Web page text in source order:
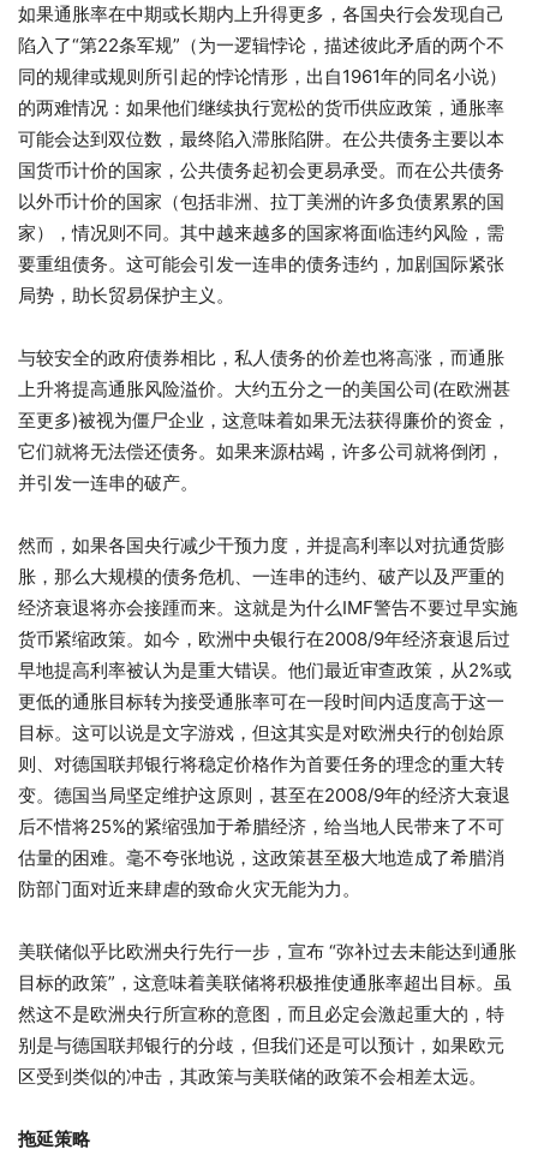
如果通胀率在中期或长期内上升得更多，各国央行会发现自己
陷入了“第22条军规”（为一逻辑悖论，描述彼此矛盾的两个不
同的规律或规则所引起的悖论情形，出自1961年的同名小说）
的两难情况：如果他们继续执行宽松的货币供应政策，通胀率
可能会达到双位数，最终陷入滞胀陷阱。在公共债务主要以本
国货币计价的国家，公共债务起初会更易承受。而在公共债务
以外币计价的国家（包括非洲、拉丁美洲的许多负债累累的国
家），情况则不同。其中越来越多的国家将面临违约风险，需
要重组债务。这可能会引发一连串的债务违约，加剧国际紧张
局势，助长贸易保护主义。
与较安全的政府债券相比，私人债务的价差也将高涨，而通胀
上升将提高通胀风险溢价。大约五分之一的美国公司(在欧洲甚
至更多)被视为僵尸企业，这意味着如果无法获得廉价的资金，
它们就将无法偿还债务。如果来源枯竭，许多公司就将倒闭，
并引发一连串的破产。
然而，如果各国央行减少干预力度，并提高利率以对抗通货膨
胀，那么大规模的债务危机、一连串的违约、破产以及严重的
经济衰退将亦会接踵而来。这就是为什么IMF警告不要过早实施
货币紧缩政策。如今，欧洲中央银行在2008/9年经济衰退后过
早地提高利率被认为是重大错误。他们最近审查政策，从2%或
更低的通胀目标转为接受通胀率可在一段时间内适度高于这一
目标。这可以说是文字游戏，但这其实是对欧洲央行的创始原
则、对德国联邦银行将稳定价格作为首要任务的理念的重大转
变。德国当局坚定维护这原则，甚至在2008/9年的经济大衰退
后不惜将25%的紧缩强加于希腊经济，给当地人民带来了不可
估量的困难。毫不夸张地说，这政策甚至极大地造成了希腊消
防部门面对近来肆虐的致命火灾无能为力。
美联储似乎比欧洲央行先行一步，宣布 “弥补过去未能达到通胀
目标的政策”，这意味着美联储将积极推使通胀率超出目标。虽
然这不是欧洲央行所宣称的意图，而且必定会激起重大的，特
别是与德国联邦银行的分歧，但我们还是可以预计，如果欧元
区受到类似的冲击，其政策与美联储的政策不会相差太远。
拖延策略